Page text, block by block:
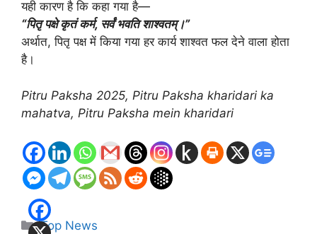
यही कारण है कि कहा गया है—
“पितृ पक्षे कृतं कर्म, सर्वं भवति शाश्वतम्।”
अर्थात, पितृ पक्ष में किया गया हर कार्य शाश्वत फल देने वाला होता
है।
Pitru Paksha 2025, Pitru Paksha kharidari ka
mahatva, Pitru Paksha mein kharidari
Categories
Top News